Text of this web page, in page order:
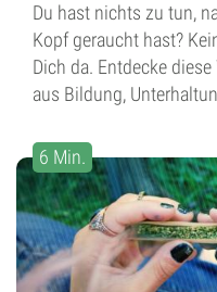
Du hast nichts zu tun,
Kopf geraucht hast?
Dich da. Entdecke
aus Bildung,
6 Min.